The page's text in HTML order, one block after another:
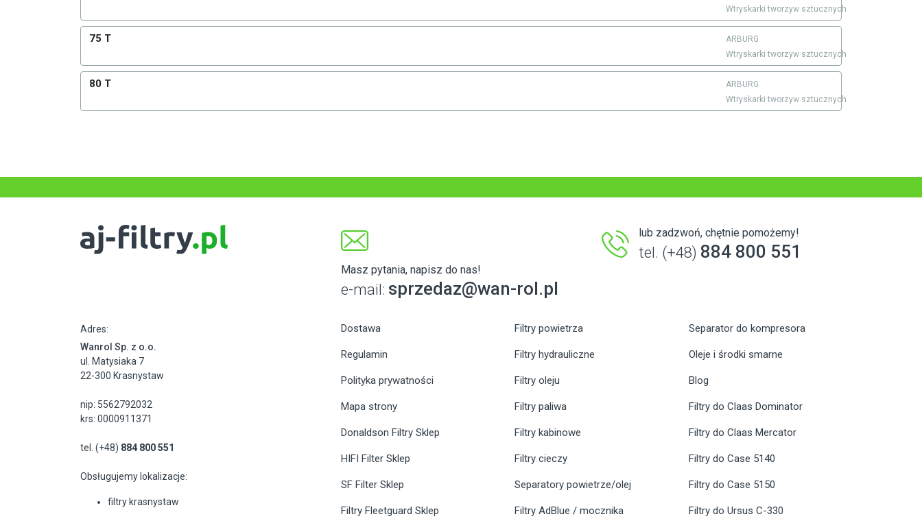
Wtryskarki tworzyw sztucznych
75 T
ARBURG
Wtryskarki tworzyw sztucznych
80 T
ARBURG
Wtryskarki tworzyw sztucznych
Masz pytania, napisz do nas!
e-mail: sprzedaz@wan-rol.pl
lub zadzwoń, chętnie pomożemy!
tel. (+48) 884 800 551
Adres:
Wanrol Sp. z o.o.
ul. Matysiaka 7
22-300 Krasnystaw
nip: 5562792032
krs: 0000911371
tel. (+48) 884 800 551
Obsługujemy lokalizacje:
filtry krasnystaw
Dostawa
Regulamin
Polityka prywatności
Mapa strony
Donaldson Filtry Sklep
HIFI Filter Sklep
SF Filter Sklep
Filtry Fleetguard Sklep
Filtry powietrza
Filtry hydrauliczne
Filtry oleju
Filtry paliwa
Filtry kabinowe
Filtry cieczy
Separatory powietrze/olej
Filtry AdBlue / mocznika
Separator do kompresora
Oleje i środki smarne
Blog
Filtry do Claas Dominator
Filtry do Claas Mercator
Filtry do Case 5140
Filtry do Case 5150
Filtry do Ursus C-330